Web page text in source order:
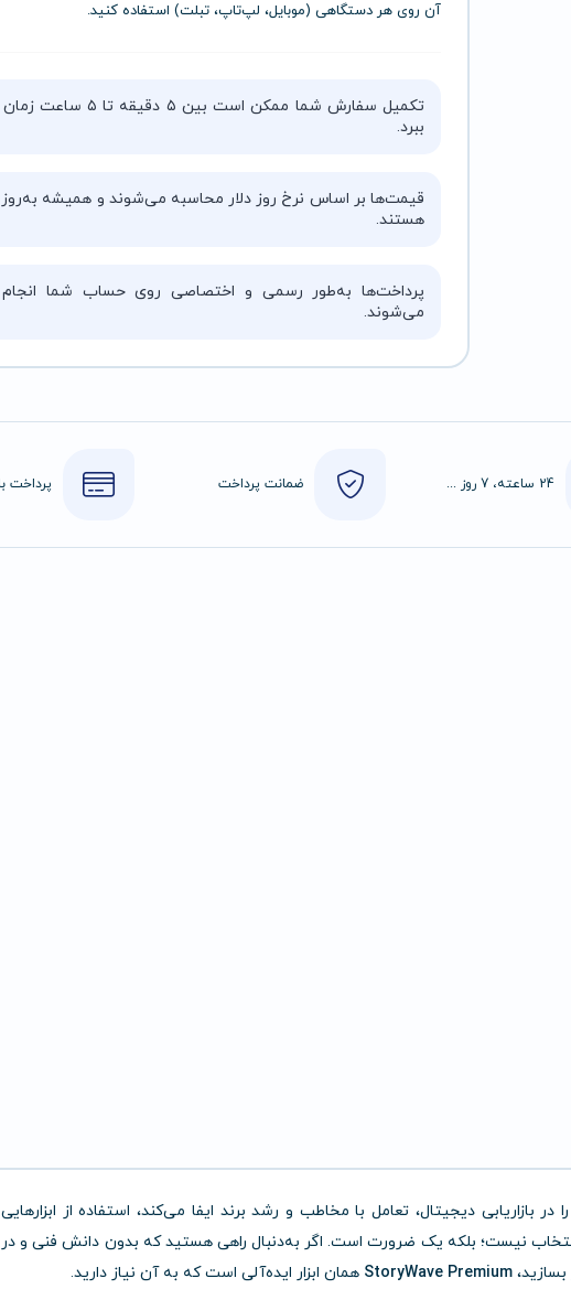
آن روی هر دستگاهی (موبایل، لپ‌تاپ، تبلت) استفاده کنید.
تکمیل سفارش شما ممکن است بین ۵ دقیقه تا ۵ ساعت زمان
ببرد.
قیمت‌ها بر اساس نرخ روز دلار محاسبه می‌شوند و همیشه به‌روز
هستند.
پرداخت‌ها به‌طور رسمی و اختصاصی روی حساب شما انجام
می‌شوند.
24 ساعته، 7 روز هفته ضمانت پرداخت
بازاریابی دیجیتال، تعامل با مخاطب و رشد برند ایفا می‌کند، استفاده از ابزارهایی
نیست؛ بلکه یک ضرورت است. اگر به‌دنبال راهی هستید که بدون دانش فنی و در
StoryWave Premium همان ابزار ایده‌آلی است که به آن نیاز دارید.